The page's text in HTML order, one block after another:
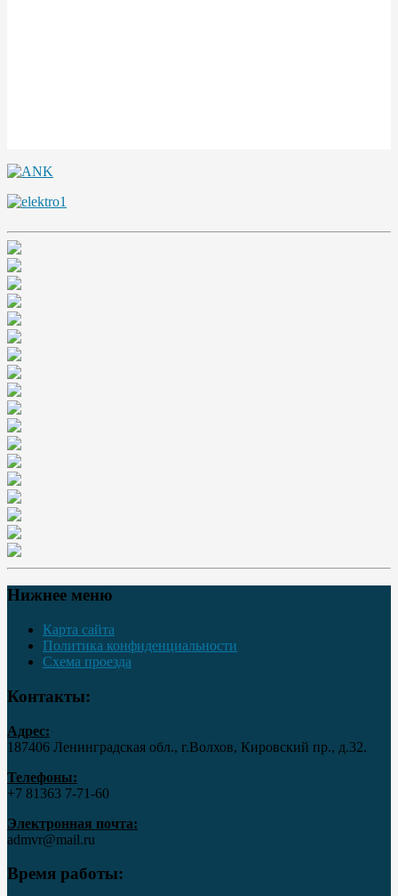
Нижнее меню
Карта сайта
Политика конфиденциальности
Схема проезда
Контакты:
Адрес:
187406 Ленинградская обл., г.Волхов, Кировский пр., д.32.
Телефоны:
+7 81363 7‑71-60
Электронная почта:
admvr@mail.ru
Время работы: